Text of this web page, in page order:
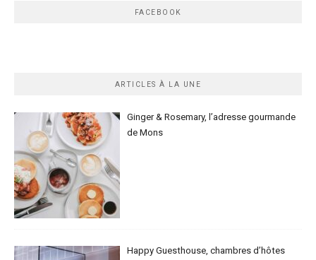
FACEBOOK
ARTICLES À LA UNE
Ginger & Rosemary, l’adresse gourmande
de Mons
Happy Guesthouse, chambres d’hôtes